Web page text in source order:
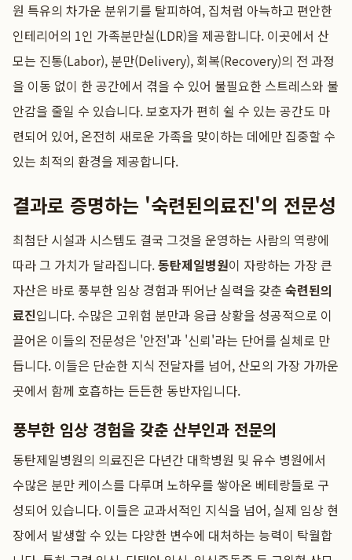
원 특유의 차가운 분위기를 탈피하여, 집처럼 아늑하고 편안한
인테리어의 1인 가족분만실(LDR)을 제공합니다. 이곳에서 산
모는 진통(Labor), 분만(Delivery), 회복(Recovery)의 전 과정
을 이동 없이 한 공간에서 겪을 수 있어 불필요한 스트레스와 불
안감을 줄일 수 있습니다. 보호자가 편히 쉴 수 있는 공간도 마
련되어 있어, 온전히 새로운 가족을 맞이하는 데에만 집중할 수
있는 최적의 환경을 제공합니다.
결과로 증명하는 '숙련된의료진'의 전문성
최첨단 시설과 시스템도 결국 그것을 운영하는 사람의 역량에
따라 그 가치가 달라집니다.동탄제일병원이 자랑하는 가장 큰
자산은 바로 풍부한 임상 경험과 뛰어난 실력을 갖춘 숙련된의
료진입니다. 수많은 고위험 분만과 응급 상황을 성공적으로 이
끌어온 이들의 전문성은 '안전'과 '신뢰'라는 단어를 실체로 만
듭니다. 이들은 단순한 지식 전달자를 넘어, 산모의 가장 가까운
곳에서 함께 호흡하는 든든한 동반자입니다.
풍부한 임상 경험을 갖춘 산부인과 전문의
동탄제일병원의 의료진은 다년간 대학병원 및 유수 병원에서
수많은 분만 케이스를 다루며 노하우를 쌓아온 베테랑들로 구
성되어 있습니다. 이들은 교과서적인 지식을 넘어, 실제 임상 현
장에서 발생할 수 있는 다양한 변수에 대처하는 능력이 탁월합